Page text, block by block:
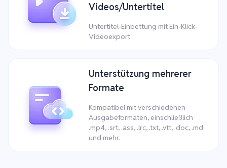
Videos/Untertitel
Untertitel-Einbettung mit Ein-Klick-
Videoexport.
Unterstützung mehrerer
Formate
Kompatibel mit verschiedenen
Ausgabeformaten, einschließlich
.mp4, .srt, .ass, .lrc, .txt, .vtt, .doc, .md
und mehr.